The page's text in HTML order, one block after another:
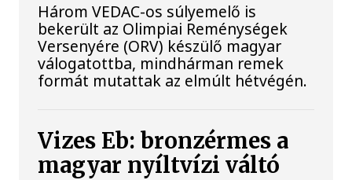
Három VEDAC-os súlyemelő is
bekerült az Olimpiai Reménységek
Versenyére (ORV) készülő magyar
válogatottba, mindhárman remek
formát mutattak az elmúlt hétvégén.
Vizes Eb: bronzérmes a
magyar nyíltvízi váltó